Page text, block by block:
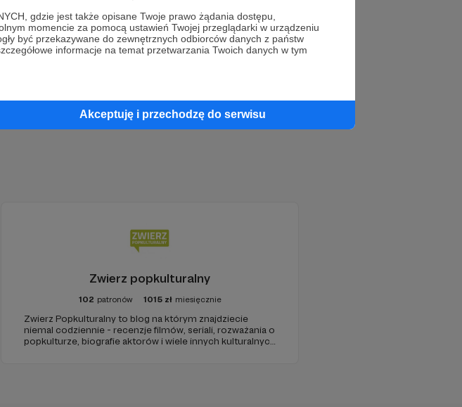
gdzie jest także opisane Twoje prawo żądania dostępu,
momencie za pomocą ustawień Twojej przeglądarki w urządzeniu
być przekazywane do zewnętrznych odbiorców danych z państw
informacje na temat przetwarzania Twoich danych w tym
Akceptuję i przechodzę do serwisu
już teraz!
Zwierz popkulturalny
102 patronów 1015 zł miesięcznie
Zwierz Popkulturalny to blog na którym znajdziecie
niemal codziennie - recenzje filmów, seriali, rozważania o
popkulturze, biografie aktorów i wiele innych kulturalnych